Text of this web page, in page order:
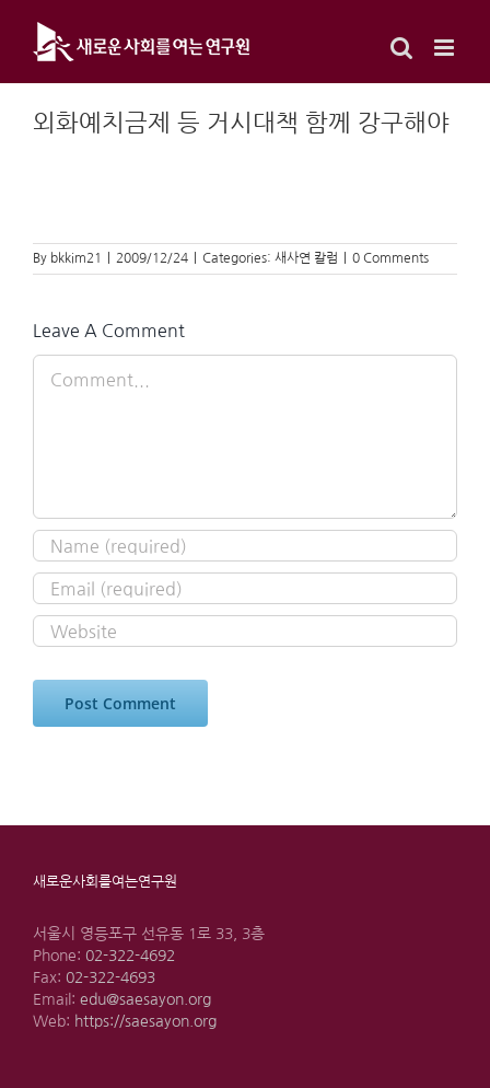
content
외화예치금제 등 거시대책 함께 강구해야
By bkkim21 2009/12/24 Categories: 새사연 칼럼 0 Comments
Leave A Comment
새로운사회를여는연구원
서울시 영등포구 선유동 1로 33, 3층
Phone: 02-322-4692
Fax: 02-322-4693
Email: edu@saesayon.org
Web: https://saesayon.org